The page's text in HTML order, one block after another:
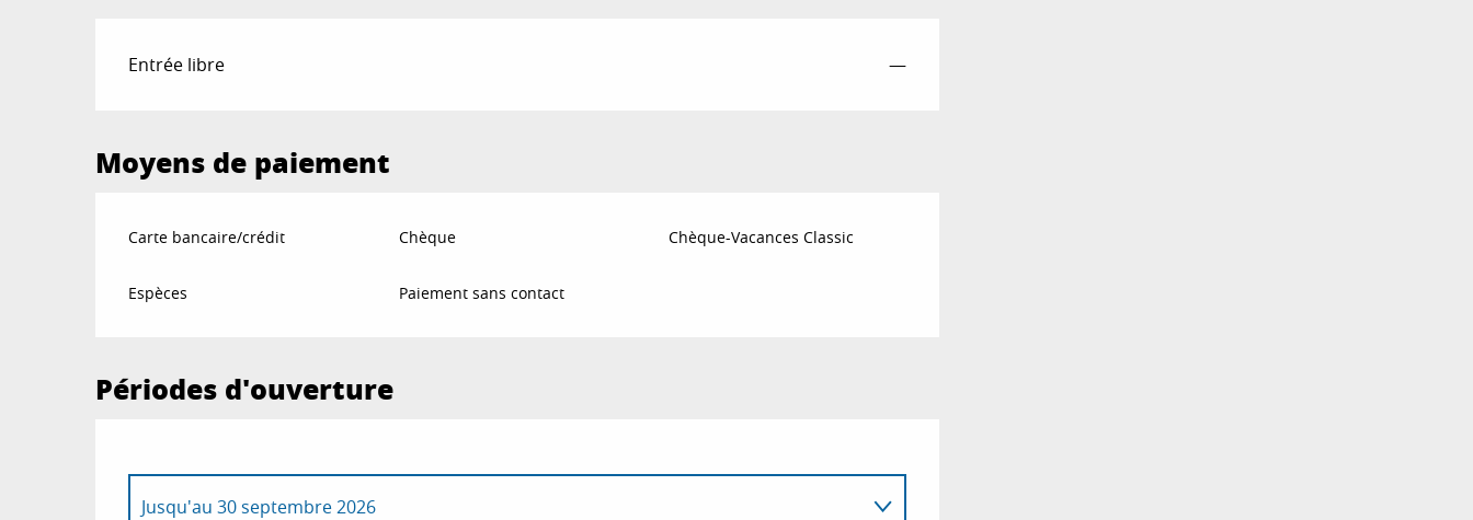
Entrée libre —
Moyens de paiement
Carte bancaire/crédit Chèque Chèque-Vacances Classic
Espèces Paiement sans contact
Périodes d'ouverture
Jusqu'au 30 septembre 2026